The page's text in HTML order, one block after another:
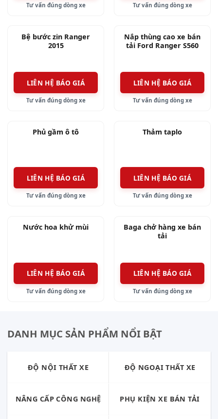
tính an toàn trên mọi chặng đường.
Bài viết trên chỉ mang tính chất tham khảo,
khách hàng quan tâm vui lòng liên hệ với Ô Tô
và phối màu da cho vô lăng.
Di động: 0908 56 34 72 hoặc0908 56 31 72.
Quận 5, TPHCM.
Chi Nhánh III: 661, Đại Lộ Bình Dương, Khu
Phố 4, Phường Hiệp Thành, TP. Thủ Dầu Một,
Bình Dương.
Tư vấn đúng dòng xe Tư vấn đúng dòng xe
Bệ bước zin Ranger
2015
LIÊN HỆ BÁO GIÁ
Tư vấn đúng dòng xe
Nắp thùng cao xe bán
tải Ford Ranger S560
LIÊN HỆ BÁO GIÁ
Tư vấn đúng dòng xe
Phủ gầm ô tô
LIÊN HỆ BÁO GIÁ
Tư vấn đúng dòng xe
Thảm taplo
LIÊN HỆ BÁO GIÁ
Tư vấn đúng dòng xe
Nước hoa khử mùi
LIÊN HỆ BÁO GIÁ
Tư vấn đúng dòng xe
Baga chở hàng xe bán
tải
LIÊN HỆ BÁO GIÁ
Tư vấn đúng dòng xe
DANH MỤC SẢN PHẨM NỔI BẬT
ĐỘ NỘI THẤT XE ĐỘ NGOẠI THẤT XE
NÂNG CẤP CÔNG NGHỆ PHỤ KIỆN XE BÁN TẢI